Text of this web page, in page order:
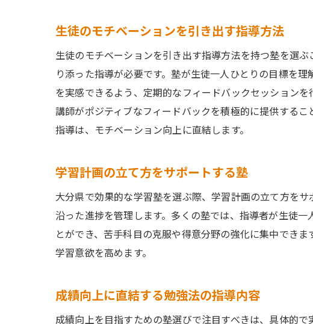
生徒のモチベーションを引き出す指導方法
生徒のモチベーションを引き出す指導方法を持つ塾を選
り添った指導が必要です。塾が生徒一人ひとりの目標を
を実感できるよう、定期的なフィードバックセッション
講師がポジティブなフィードバックを積極的に提供する
指導は、モチベーション向上に直結します。
学習計画の立て方をサポートする塾
大分県で効果的な学習塾を選ぶ際、学習計画の立て方を
沿った進捗を管理します。多くの塾では、指導者が生徒
とができ、苦手科目の克服や得意分野の強化に集中でき
学習意欲を高めます。
成績向上に直結する勉強法の指導内容
成績向上を目指すための塾選びで注目すべきは、具体的